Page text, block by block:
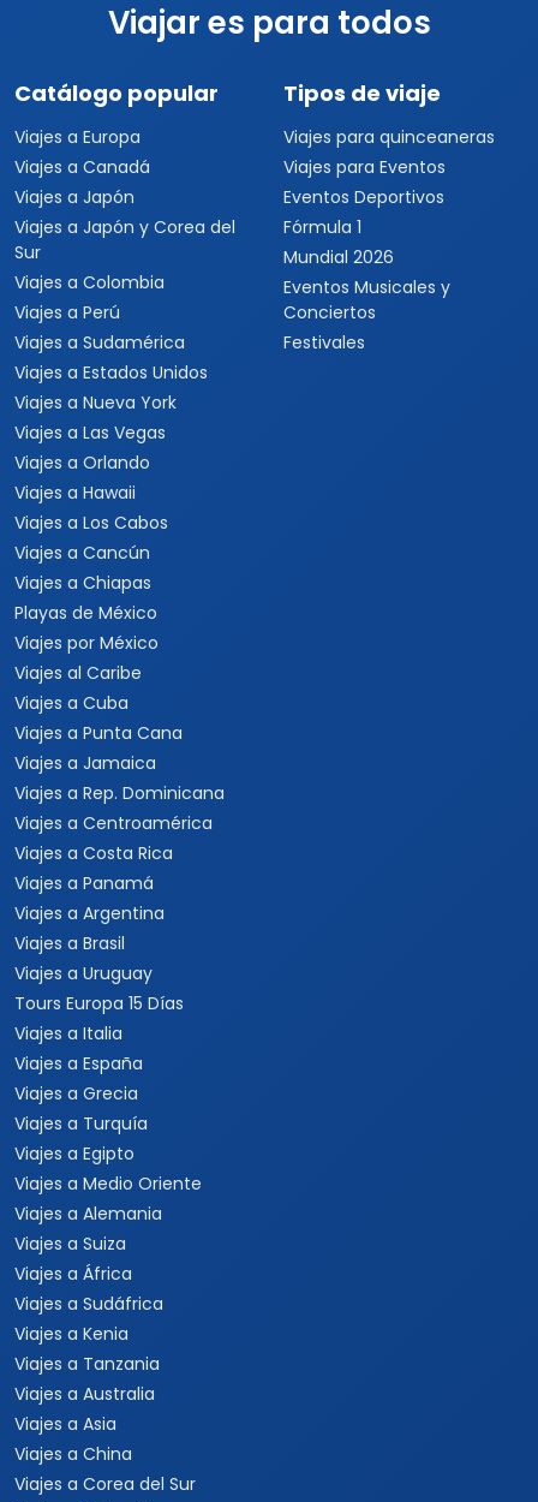
Viajar es para todos
Catálogo popular
Viajes a Europa
Viajes a Canadá
Viajes a Japón
Viajes a Japón y Corea del
Sur
Viajes a Colombia
Viajes a Perú
Viajes a Sudamérica
Viajes a Estados Unidos
Viajes a Nueva York
Viajes a Las Vegas
Viajes a Orlando
Viajes a Hawaii
Viajes a Los Cabos
Viajes a Cancún
Viajes a Chiapas
Playas de México
Viajes por México
Viajes al Caribe
Viajes a Cuba
Viajes a Punta Cana
Viajes a Jamaica
Viajes a Rep. Dominicana
Viajes a Centroamérica
Viajes a Costa Rica
Viajes a Panamá
Viajes a Argentina
Viajes a Brasil
Viajes a Uruguay
Tours Europa 15 Días
Viajes a Italia
Viajes a España
Viajes a Grecia
Viajes a Turquía
Viajes a Egipto
Viajes a Medio Oriente
Viajes a Alemania
Viajes a Suiza
Viajes a África
Viajes a Sudáfrica
Viajes a Kenia
Viajes a Tanzania
Viajes a Australia
Viajes a Asia
Viajes a China
Viajes a Corea del Sur
Tipos de viaje
Viajes para quinceaneras
Viajes para Eventos
Eventos Deportivos
Fórmula 1
Mundial 2026
Eventos Musicales y
Conciertos
Festivales